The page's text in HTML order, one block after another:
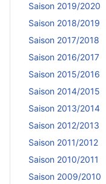
Saison 2019/2020
Saison 2018/2019
Saison 2017/2018
Saison 2016/2017
Saison 2015/2016
Saison 2014/2015
Saison 2013/2014
Saison 2012/2013
Saison 2011/2012
Saison 2010/2011
Saison 2009/2010